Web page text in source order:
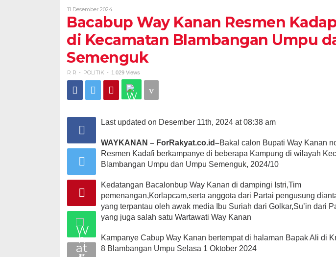
Kadapi
Kampanye
di
Kecamatan
Blambangan
Umpu
dan
Umpu
Semenguk
11 Desember 2024Oleh
R
Bacabup Way Kanan Resmen
di Kecamatan Blambangan Umpu
Semenguk
R R - POLITIK - 1.029 Views
Last updated on Desember 11th, 2024 at 08:38 am
WAYKANAN – ForRakyat.co.id–Bakal calon Bupati Way Kanan
Resmen Kadafi berkampanye di beberapa Kampung di wilayah
Blambangan Umpu dan Umpu Semenguk, 2024/10
Kedatangan Bacalonbup Way Kanan di dampingi Istri,Tim
pemenangan,Korlapcam,serta anggota dari Partai pengusung
yang terpantau oleh awak media Ibu Suriah dari Golkar,Su’in dari
yang juga salah satu Wartawati Way Kanan
Kampanye Cabup Way Kanan bertempat di halaman Bapak Ali di
8 Blambangan Umpu Selasa 1 Oktober 2024